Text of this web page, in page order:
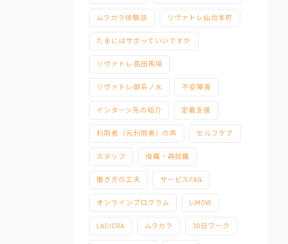
ムラカラ体験談 リヴァトレ仙台本町
たまにはサボっていいですか
リヴァトレ高田馬場
リヴァトレ御茶ノ水 不安障害
インターン先の紹介 定着支援
利用者（元利用者）の声 セルフケア
スタッフ 復職・再就職
働き方の工夫 サービスFAQ
オンラインプログラム LiMOW
LACICRA ムラカラ 30日ワーク